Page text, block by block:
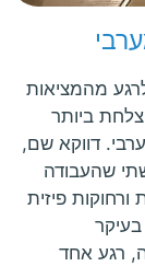
מהמציאות
ביותר
דווקא שם,
שהעבודה
פיזית
רגע אחד